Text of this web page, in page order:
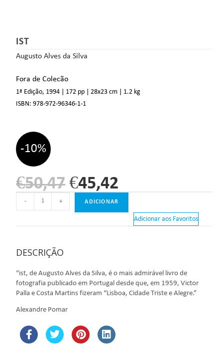
IST
Augusto Alves da Silva
Fora de Colecão
1ª Edição, 1994 | 172 pp | 28x23 cm | 1.2 kg
ISBN:978-972-96346-1-1
-10%
€50,47 €45,42
- + ADICIONAR
Adicionar aos Favoritos
DESCRIÇÃO
“ist, de Augusto Alves da Silva, é o mais admirável livro de
fotografia publicado em Portugal desde que, em 1959, Victor
Palla e Costa Martins fizeram “Lisboa, Cidade Triste e Alegre.”
Alexandre Pomar